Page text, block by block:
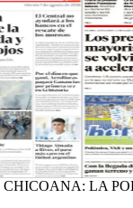
CHICOANA: LA